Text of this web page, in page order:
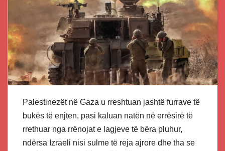
Palestinezët në Gaza u rreshtuan jashtë furrave të
bukës të enjten, pasi kaluan natën në errësirë të
rrethuar nga rrënojat e lagjeve të bëra pluhur,
ndërsa Izraeli nisi sulme të reja ajrore dhe tha se